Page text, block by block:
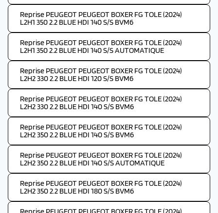
Reprise PEUGEOT PEUGEOT BOXER FG TOLE (2024)
L2H1 350 2.2 BLUE HDI 140 S/S BVM6
Reprise PEUGEOT PEUGEOT BOXER FG TOLE (2024)
L2H1 350 2.2 BLUE HDI 140 S/S AUTOMATIQUE
Reprise PEUGEOT PEUGEOT BOXER FG TOLE (2024)
L2H2 330 2.2 BLUE HDI 120 S/S BVM6
Reprise PEUGEOT PEUGEOT BOXER FG TOLE (2024)
L2H2 330 2.2 BLUE HDI 140 S/S BVM6
Reprise PEUGEOT PEUGEOT BOXER FG TOLE (2024)
L2H2 350 2.2 BLUE HDI 140 S/S BVM6
Reprise PEUGEOT PEUGEOT BOXER FG TOLE (2024)
L2H2 350 2.2 BLUE HDI 140 S/S AUTOMATIQUE
Reprise PEUGEOT PEUGEOT BOXER FG TOLE (2024)
L2H2 350 2.2 BLUE HDI 180 S/S BVM6